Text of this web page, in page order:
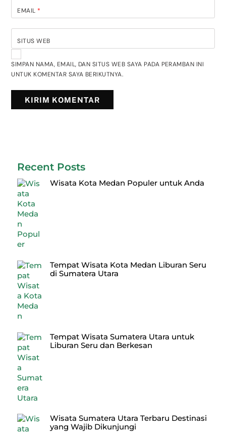
EMAIL *
SITUS WEB
SIMPAN NAMA, EMAIL, DAN SITUS WEB SAYA PADA PERAMBAN INI
UNTUK KOMENTAR SAYA BERIKUTNYA.
Recent Posts
Wisata Kota Medan Populer untuk Anda
Tempat Wisata Kota Medan Liburan Seru
di Sumatera Utara
Tempat Wisata Sumatera Utara untuk
Liburan Seru dan Berkesan
Wisata Sumatera Utara Terbaru Destinasi
yang Wajib Dikunjungi